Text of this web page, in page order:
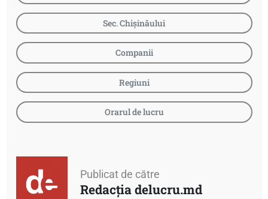
Sec. Chișinăului
Companii
Regiuni
Orarul de lucru
Publicat de către
Redacția delucru.md